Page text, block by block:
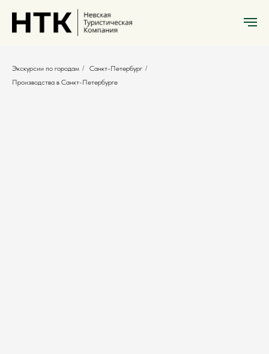
Экскурсии по городам / Санкт-Петербург /
Производства в Санкт-Петербурге